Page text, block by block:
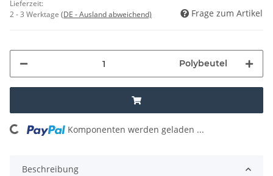
Lieferzeit:
2 - 3 Werktage (DE - Ausland abweichend) Frage zum Artikel
Polybeutel
Loading... Komponenten werden geladen ...
Beschreibung